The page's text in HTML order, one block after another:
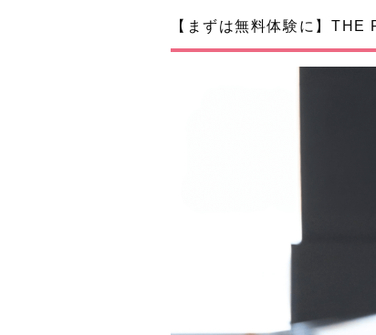
【まずは無料体験に】